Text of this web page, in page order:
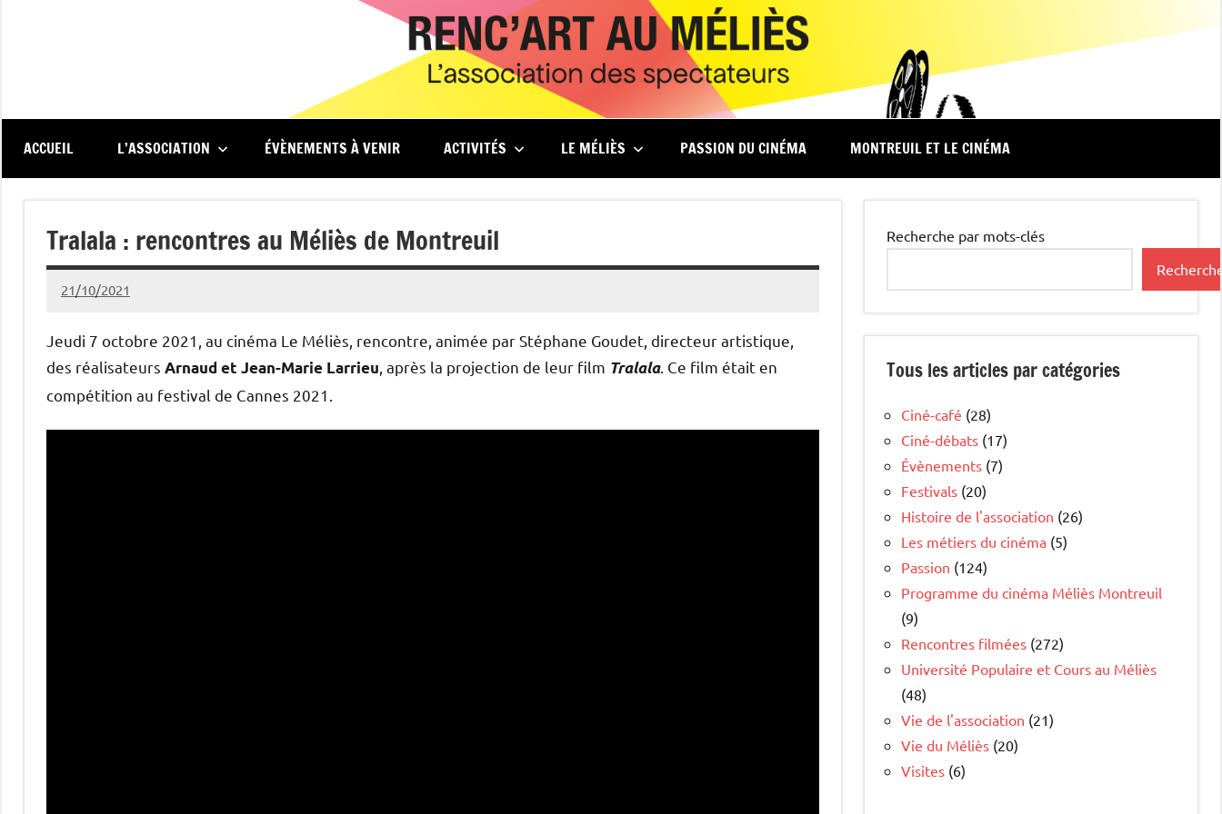
au
Méliès
spectateurs
du
de
ACCUEIL L’ASSOCIATION ÉVÈNEMENTS À VENIR ACTIVITÉS LE MÉLIÈS PASSION DU CINÉMA MONTREUIL ET LE CINÉMA
Tralala : rencontres au Méliès de Montreuil
21/10/2021
Michel
Jeudi 7 octobre 2021, au cinéma Le Méliès, rencontre, animée par Stéphane Goudet, directeur artistique,
des réalisateurs Arnaud et Jean-Marie Larrieu , après la projection de leur film Tralala. Ce film était en
compétition au festival de Cannes 2021.
Recherche par mots-clés
Tous les articles par catégories
Ciné-café (28)
Ciné-débats (17)
Évènements (7)
Festivals (20)
Histoire de l'association (26)
Les métiers du cinéma (5)
Passion (124)
Programme du cinéma Méliès Montreuil
(9)
Rencontres filmées (272)
Université Populaire et Cours au Méliès
(48)
Vie de l'association (21)
Vie du Méliès (20)
Visites (6)